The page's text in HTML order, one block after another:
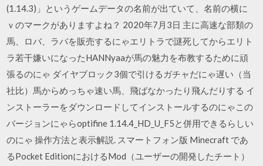
(1.14.3)」というゲームデータの名前が出ていて、名前の横に
ｖのマークがありますよね？ 2020年7月3日 主に高速な部類の
馬、ロバ、ラバを販売するにゃエリトラで謎死してからエリト
ラ若干嫌いになったHANNyaaが馬の魅力を布教するために頑
張るのにゃ ダイヤブロック3個で引けるガチャだにゃ遅い（当
社比）馬からめっちゃ速い馬、飛ばなかったり飛んだりする イ
ンストーラーをダウンロードしてインストールするのにゃこの
バージョンにゃらoptifine 1.14.4_HD_U_F5と併用できるらしい
のにゃ 操作方法と表示解説. スマートフォン版 Minecraft であ
るPocket EditionにおけるMod（ユーザーの開発したチート）